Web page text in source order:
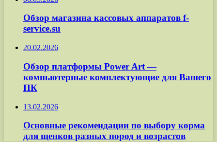
Обзор магазина кассовых аппаратов f-
service.su
20.02.2026
Обзор платформы Power Art —
компьютерные комплектующие для Вашего
ПК
13.02.2026
Основные рекомендации по выбору корма
для щенков разных пород и возрастов